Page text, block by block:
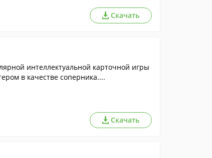
Скачать
интеллектуальной карточной игры
в качестве соперника....
Скачать